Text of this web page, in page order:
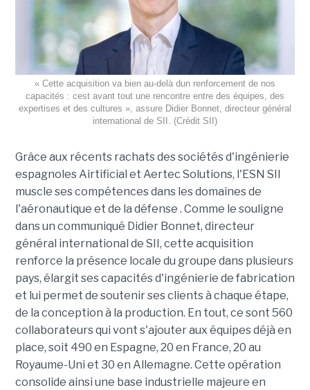
« Cette acquisition va bien au-delà dun renforcement de nos
capacités : cest avant tout une rencontre entre des équipes, des
expertises et des cultures », assure Didier Bonnet, directeur général
international de SII. (Crédit SII)
Grâce aux récents rachats des sociétés d'ingénierie
espagnoles Airtificial et Aertec Solutions, l'ESN SII
muscle ses compétences dans les domaines de
l'aéronautique et de la défense . Comme le souligne
dans un communiqué Didier Bonnet, directeur
général international de SII, cette acquisition
renforce la présence locale du groupe dans plusieurs
pays, élargit ses capacités d'ingénierie de fabrication
et lui permet de soutenir ses clients à chaque étape,
de la conception à la production. En tout, ce sont 560
collaborateurs qui vont s'ajouter aux équipes déjà en
place, soit 490 en Espagne, 20 en France, 20 au
Royaume-Uni et 30 en Allemagne. Cette opération
consolide ainsi une base industrielle majeure en